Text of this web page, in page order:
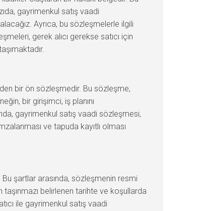
gayrimenkul satış vaadi
Ayrıca, bu sözleşmelerle ilgili
gerek alıcı gerekse satıcı için
bir ön sözleşmedir. Bu sözleşme,
bir girişimci, iş planını
gayrimenkul satış vaadi sözleşmesi,
ve tapuda kayıtlı olması
şartlar arasında, sözleşmenin resmi
taşınmazı belirlenen tarihte ve koşullarda
ile gayrimenkul satış vaadi